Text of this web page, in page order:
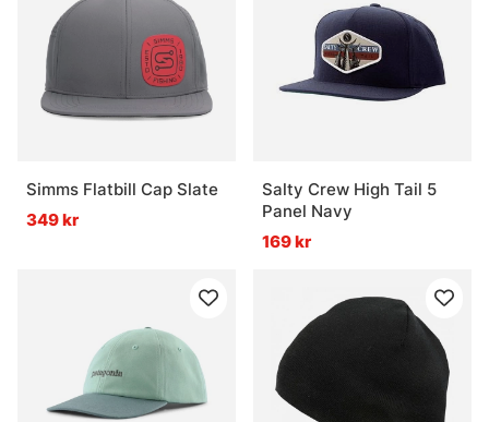
Simms Flatbill Cap Slate
349 kr
Salty Crew High Tail 5
Panel Navy
169 kr